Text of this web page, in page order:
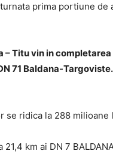
prima portiune de
– Titu vin in
71 Baldana-
se ridica la 288 milioane
km ai DN 7